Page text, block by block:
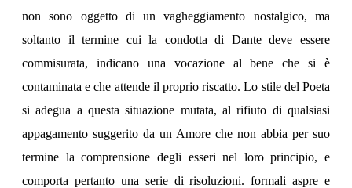
non sono oggetto di un vagheggiamento nostalgico, ma
soltanto il termine cui la condotta di Dante deve essere
commisurata, indicano una vocazione al bene che si è
contaminata e che attende il proprio riscatto. Lo stile del Poeta
si adegua a questa situazione mutata, al rifiuto di qualsiasi
appagamento suggerito da un Amore che non abbia per suo
termine la comprensione degli esseri nel loro principio, e
comporta pertanto una serie di risoluzioni. formali aspre e